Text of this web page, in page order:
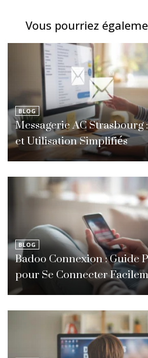
Vous pourriez
BLOG
Messagerie AC Strasbourg
et Utilisation Simplifiés
BLOG
Badoo Connexion : Guide
pour Se Connecter